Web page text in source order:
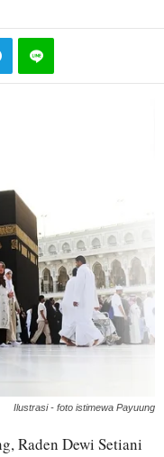
Ilustrasi - foto istimewa Payuung
Raden Dewi Setiani